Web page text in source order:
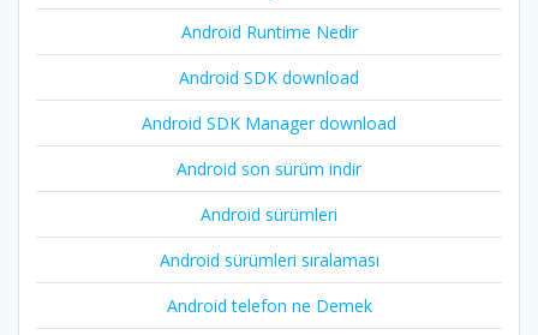
Android Runtime Nedir
Android SDK download
Android SDK Manager download
Android son sürüm indir
Android sürümleri
Android sürümleri sıralaması
Android telefon ne Demek